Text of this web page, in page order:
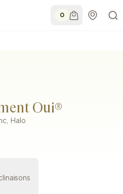
0
Oui®
, Halo